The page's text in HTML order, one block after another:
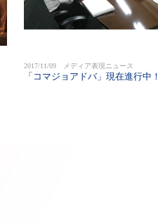
2017/11/09 メディア表現ニュース
「コマジョアドバ」現在進行中！